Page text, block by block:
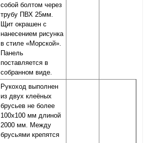
собой болтом через
трубу ПВХ 25мм.
Щит окрашен с
нанесением рисунка
в стиле «Морской».
Панель
поставляется в
собранном виде.
Рукоход выполнен
из двух клеёных
брусьев не более
100х100 мм длиной
2000 мм. Между
брусьями крепятся